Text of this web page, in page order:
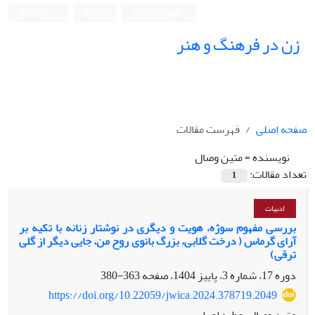
زن در فرهنگ و هنر
صفحه اصلی
فهرست مقالات
نویسنده =متین وصال
تعداد مقالات:
1
ادبیات
بررسی مفهوم سوژه، هویت و دیگری در نوشتار زنانه با تکیه بر
آرای گرماس ( درخت گلابی، بزرگ بانوی روح من، جایی دیگر از گلی
ترقی)
دوره 17، شماره 3، پاییز 1404، صفحه
363-380
https://doi.org/10.22059/jwica.2024.378719.2049